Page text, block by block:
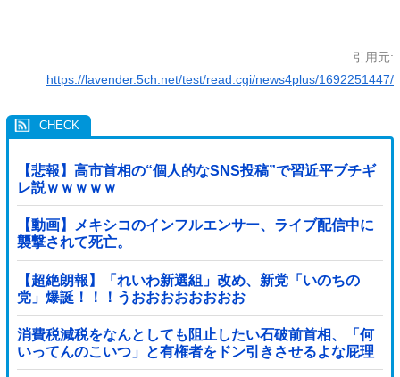
引用元:
https://lavender.5ch.net/test/read.cgi/news4plus/1692251447/
【悲報】高市首相の“個人的なSNS投稿”で習近平ブチギ
レ説ｗｗｗｗｗ
【動画】メキシコのインフルエンサー、ライブ配信中に
襲撃されて死亡。
【超絶朗報】「れいわ新選組」改め、新党「いのちの
党」爆誕！！！うおおおおおおおお
消費税減税をなんとしても阻止したい石破前首相、「何
いってんのこいつ」と有権者をドン引きさせるよな屁理
屈を……